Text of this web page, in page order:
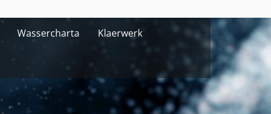
Wassercharta Klaerwerk